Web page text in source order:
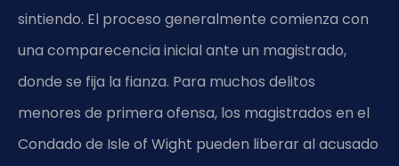
sintiendo. El proceso generalmente comienza con
una comparecencia inicial ante un magistrado,
donde se fija la fianza. Para muchos delitos
menores de primera ofensa, los magistrados en el
Condado de Isle of Wight pueden liberar al acusado